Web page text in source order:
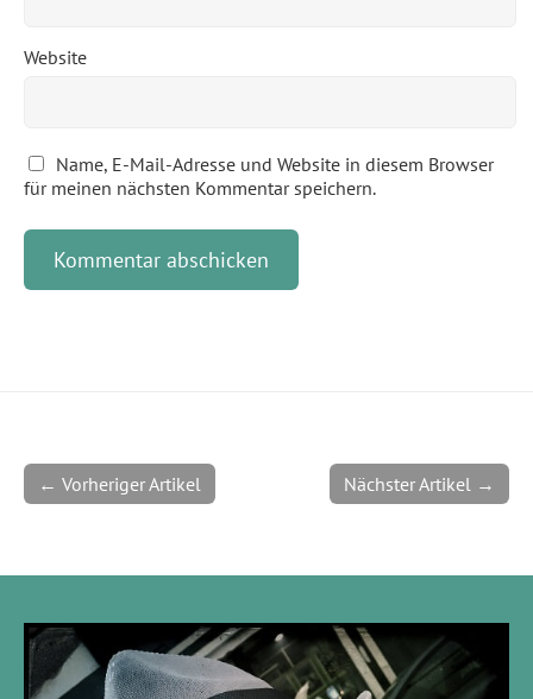
Website
Name, E-Mail-Adresse und Website in diesem Browser
für meinen nächsten Kommentar speichern.
Nächster Artikel →
← Vorheriger Artikel